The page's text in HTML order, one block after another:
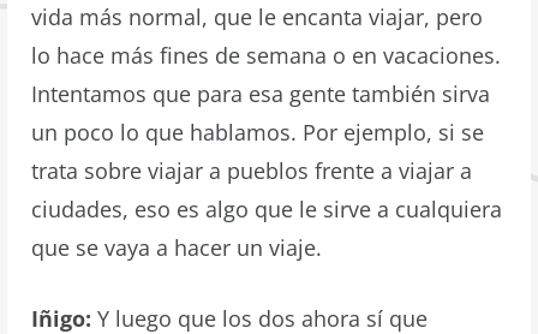
vida más normal, que le encanta viajar, pero
lo hace más fines de semana o en vacaciones.
Intentamos que para esa gente también sirva
un poco lo que hablamos. Por ejemplo, si se
trata sobre viajar a pueblos frente a viajar a
ciudades, eso es algo que le sirve a cualquiera
que se vaya a hacer un viaje.
Iñigo: Y luego que los dos ahora sí que